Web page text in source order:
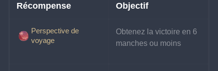
Récompense Objectif
Perspective de
voyage
Obtenez la victoire en 6
manches ou moins